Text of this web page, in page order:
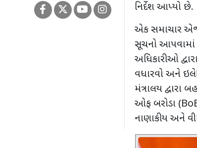
નિર્દેશ આપ્યો છે.
એક સમાચાર
સૂચનો
અધિકારીઓ
વધારવો અને
મંત્રાલય
ઓફ બરોડા (
નાણાકીય અને